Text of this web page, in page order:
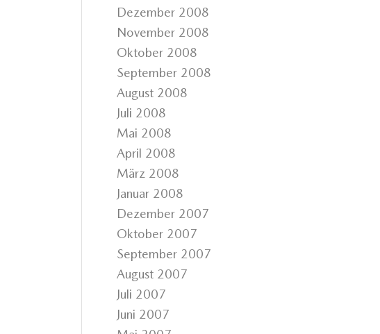
Dezember 2008
November 2008
Oktober 2008
September 2008
August 2008
Juli 2008
Mai 2008
April 2008
März 2008
Januar 2008
Dezember 2007
Oktober 2007
September 2007
August 2007
Juli 2007
Juni 2007